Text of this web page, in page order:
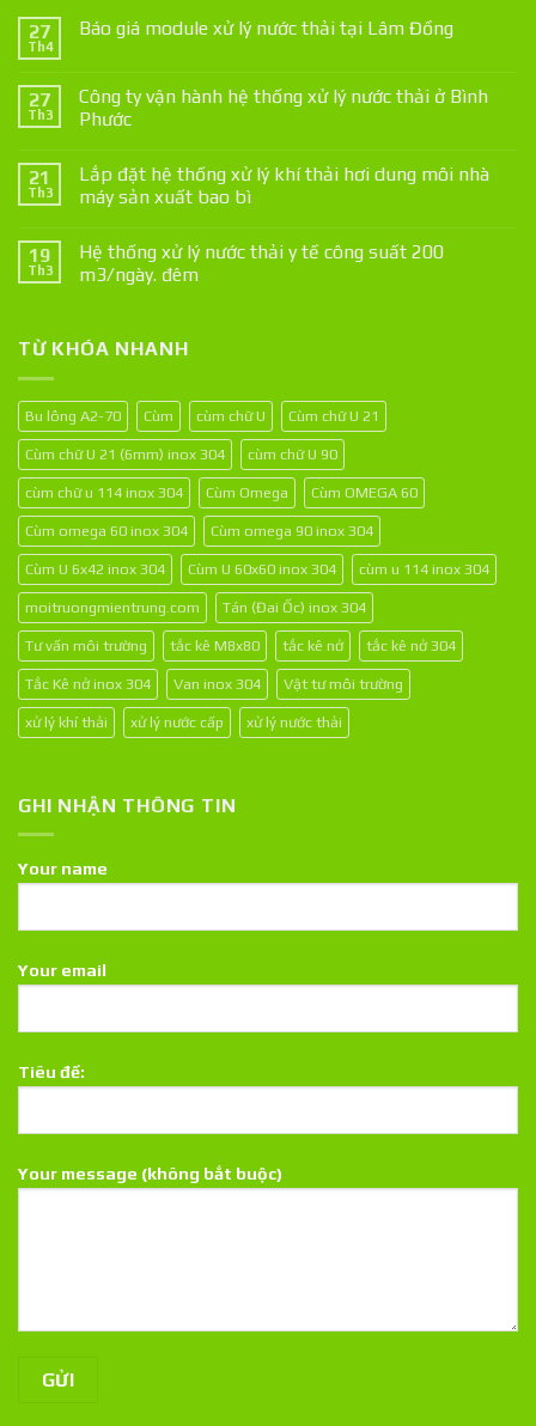
27
Th4
Báo giá module xử lý nước thải tại Lâm Đồng
27
Th3
Công ty vận hành hệ thống xử lý nước thải ở Bình
Phước
21
Th3
Lắp đặt hệ thống xử lý khí thải hơi dung môi nhà
máy sản xuất bao bì
19
Th3
Hệ thống xử lý nước thải y tế công suất 200
m3/ngày. đêm
TỪ KHÓA NHANH
Bu lông A2-70 Cùm cùm chữ U Cùm chữ U 21
Cùm chữ U 21 (6mm) inox 304 cùm chữ U 90
cùm chữ u 114 inox 304 Cùm Omega Cùm OMEGA 60
Cùm omega 60 inox 304 Cùm omega 90 inox 304
Cùm U 6x42 inox 304 Cùm U 60x60 inox 304 cùm u 114 inox 304
moitruongmientrung.com Tán (Đai Ốc) inox 304
Tư vấn môi trường tắc kê M8x80 tắc kê nở tắc kê nở 304
Tắc Kê nở inox 304 Van inox 304 Vật tư môi trường
xử lý khí thải xử lý nước cấp xử lý nước thải
GHI NHẬN THÔNG TIN
Your name
Your email
Tiêu đề:
Your message (không bắt buộc)